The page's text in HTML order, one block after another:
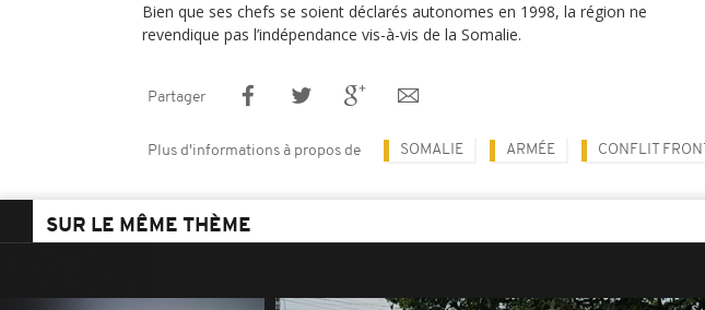
Bien que ses chefs se soient déclarés autonomes en 1998, la région ne
revendique pas l’indépendance vis-à-vis de la Somalie.
Partager
Plus d'informations à propos de SOMALIE ARMÉE CONFLIT
SUR LE MÊME THÈME